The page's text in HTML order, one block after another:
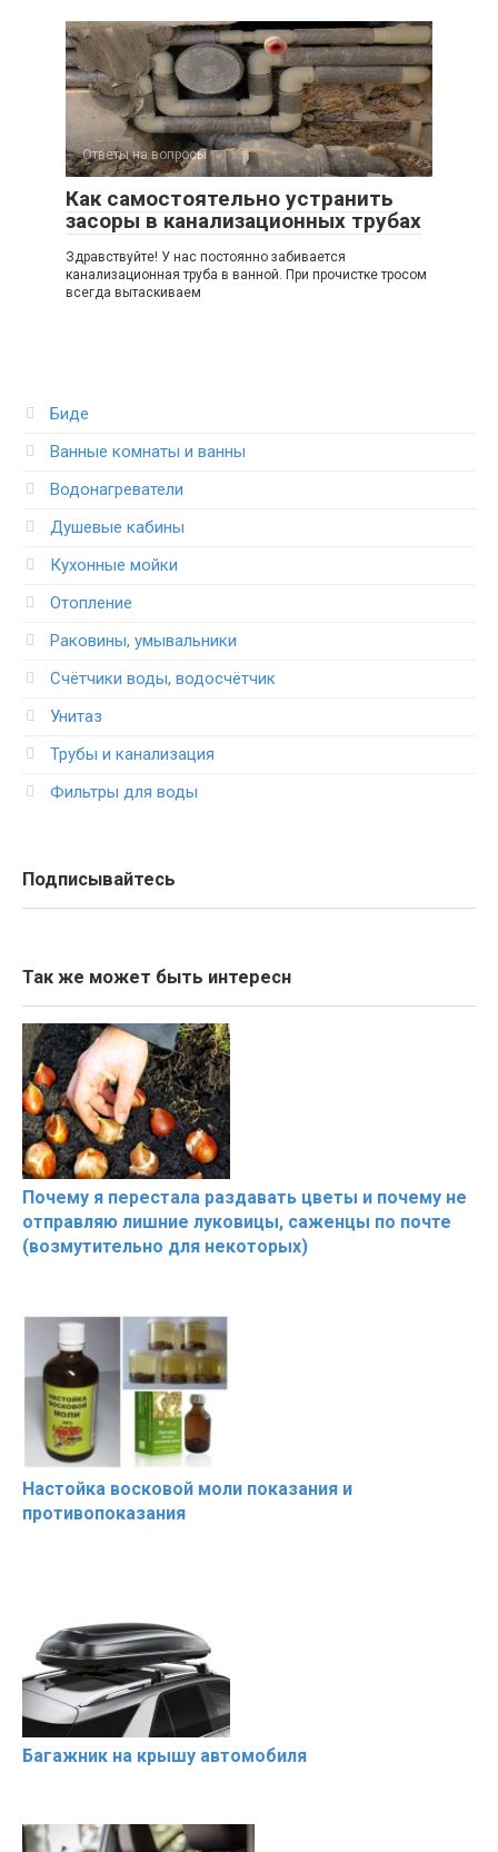
Ответы на вопросы
Как самостоятельно устранить
засоры в канализационных трубах
Здравствуйте! У нас постоянно забивается
канализационная труба в ванной. При прочистке тросом
всегда вытаскиваем
Биде
Ванные комнаты и ванны
Водонагреватели
Душевые кабины
Кухонные мойки
Отопление
Раковины, умывальники
Счётчики воды, водосчётчик
Унитаз
Трубы и канализация
Фильтры для воды
Подписывайтесь
Так же может быть интересн
Почему я перестала раздавать цветы и почему не
отправляю лишние луковицы, саженцы по почте
(возмутительно для некоторых)
Настойка восковой моли показания и
противопоказания
Багажник на крышу автомобиля